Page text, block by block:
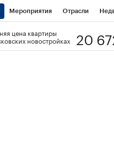
Мероприятия Отрасли
РБК РБК Образование
цена квартиры
новостройках
20